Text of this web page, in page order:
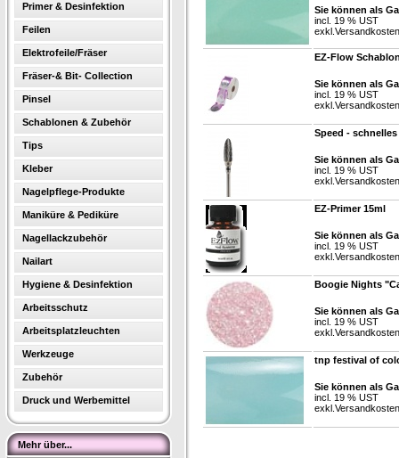
Primer & Desinfektion
Feilen
Elektrofeile/Fräser
Fräser-& Bit- Collection
Pinsel
Schablonen & Zubehör
Tips
Kleber
Nagelpflege-Produkte
Maniküre & Pediküre
Nagellackzubehör
Nailart
Hygiene & Desinfektion
Arbeitsschutz
Arbeitsplatzleuchten
Werkzeuge
Zubehör
Druck und Werbemittel
Mehr über...
Sie können als
incl. 19 % UST
exkl. Versandkosten
EZ-Flow
Sie können als
incl. 19 % UST
exkl. Versandkosten
Speed -
Sie können als
incl. 19 % UST
exkl. Versandkosten
EZ-Primer 15ml
Sie können als
incl. 19 % UST
exkl. Versandkosten
Boogie Nights
Sie können als
incl. 19 % UST
exkl. Versandkosten
tnp festival of
Sie können als
incl. 19 % UST
exkl. Versandkosten